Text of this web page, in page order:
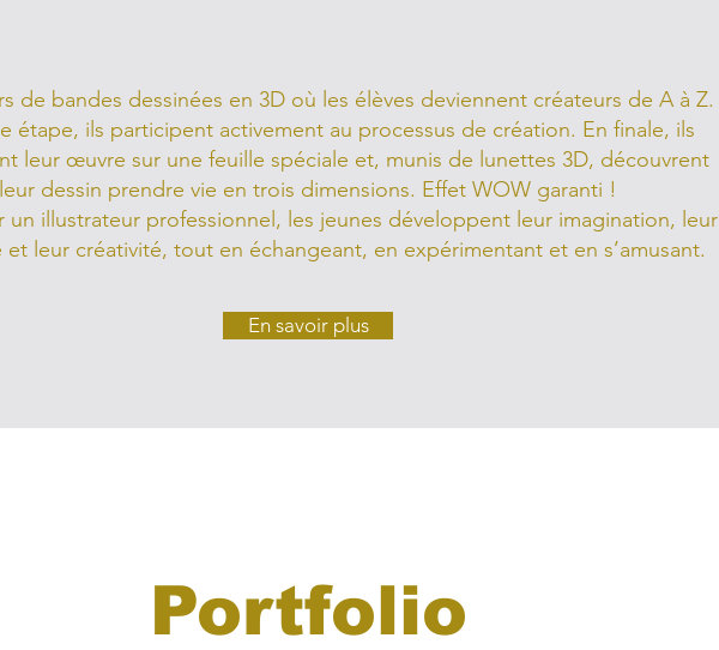
de bandes dessinées en 3D où les élèves deviennent créateurs de A à Z.
étape, ils participent activement au processus de création. En finale, ils
leur œuvre sur une feuille spéciale et, munis de lunettes 3D, découvrent
leur dessin prendre vie en trois dimensions. Effet WOW garanti !
un illustrateur professionnel, les jeunes développent leur imagination, leur
et leur créativité, tout en échangeant, en expérimentant et en s’amusant.
En savoir plus
Portfolio